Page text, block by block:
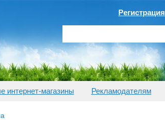
Регистрация
интернет-магазины Рекламодателям